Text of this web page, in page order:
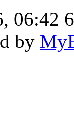
06:42 6
by